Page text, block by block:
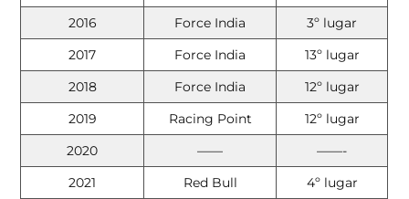
2016
Force India
3º lugar
2017
Force India
13º lugar
2018
Force India
12º lugar
2019
Racing Point
12º lugar
2020
——
——-
2021
Red Bull
4º lugar